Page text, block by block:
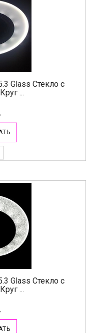
Glass Стекло с
...
Glass Стекло с
...